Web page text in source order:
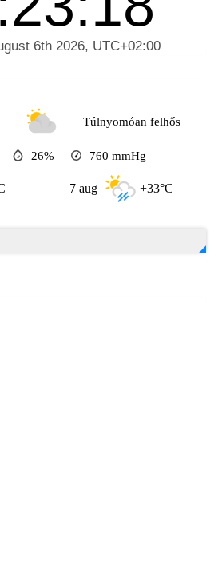
Túlnyomóan felhős
26% 760 mmHg
+33°C